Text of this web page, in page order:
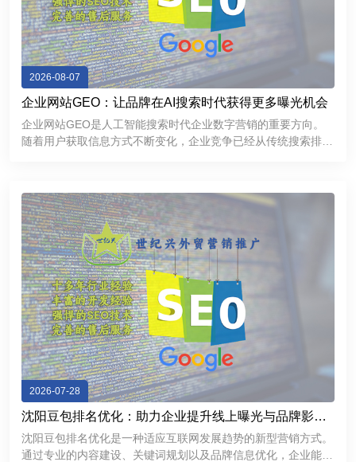
2026-08-07
企业网站GEO：让品牌在AI搜索时代获得更多曝光机会
企业网站GEO是人工智能搜索时代企业数字营销的重要方向。
随着用户获取信息方式不断变化，企业竞争已经从传统搜索排名
2026-07-28
沈阳豆包排名优化：助力企业提升线上曝光与品牌影响
力
沈阳豆包排名优化是一种适应互联网发展趋势的新型营销方式。
通过专业的内容建设、关键词规划以及品牌信息优化，企业能够